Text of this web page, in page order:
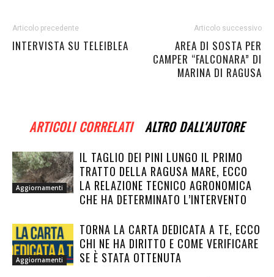
Articolo precedente
INTERVISTA SU TELEIBLEA
Articolo successivo
AREA DI SOSTA PER
CAMPER “FALCONARA” DI
MARINA DI RAGUSA
ARTICOLI CORRELATI ALTRO DALL'AUTORE
Aggiornamenti
IL TAGLIO DEI PINI LUNGO IL PRIMO
TRATTO DELLA RAGUSA MARE, ECCO
LA RELAZIONE TECNICO AGRONOMICA
CHE HA DETERMINATO L’INTERVENTO
Aggiornamenti
TORNA LA CARTA DEDICATA A TE, ECCO
CHI NE HA DIRITTO E COME VERIFICARE
SE È STATA OTTENUTA